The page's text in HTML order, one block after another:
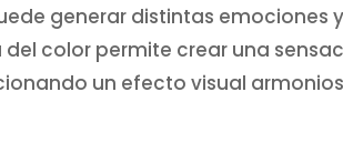
generar distintas emociones
del color permite crear una
un efecto visual